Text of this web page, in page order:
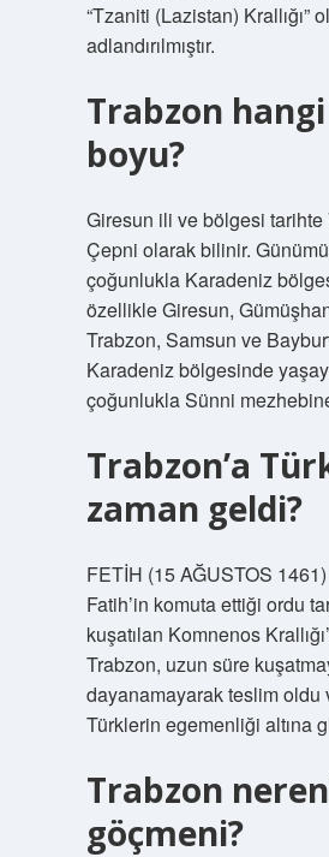
“Tzaniti (Lazistan) Krallığı”
adlandırılmıştır.
Trabzon
boyu?
Giresun ili ve bölgesi tarihte
Çepni olarak bilinir.
çoğunlukla Karadeniz
özellikle Giresun,
Trabzon, Samsun ve
Karadeniz bölgesinde
çoğunlukla Sünni
Trabzon’a
zaman geldi?
FETİH (15 AĞUSTOS 1461)
Fatih’in komuta ettiği ordu
kuşatılan Komnenos
Trabzon, uzun süre
dayanamayarak teslim oldu
Türklerin egemenliği altına
Trabzon
göçmeni?